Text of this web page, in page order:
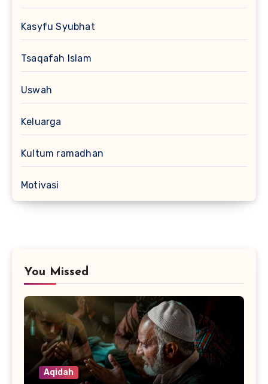
Kasyfu Syubhat
Tsaqafah Islam
Uswah
Keluarga
Kultum ramadhan
Motivasi
You Missed
Aqidah